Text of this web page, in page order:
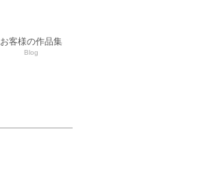
お客様の作品集
Blog